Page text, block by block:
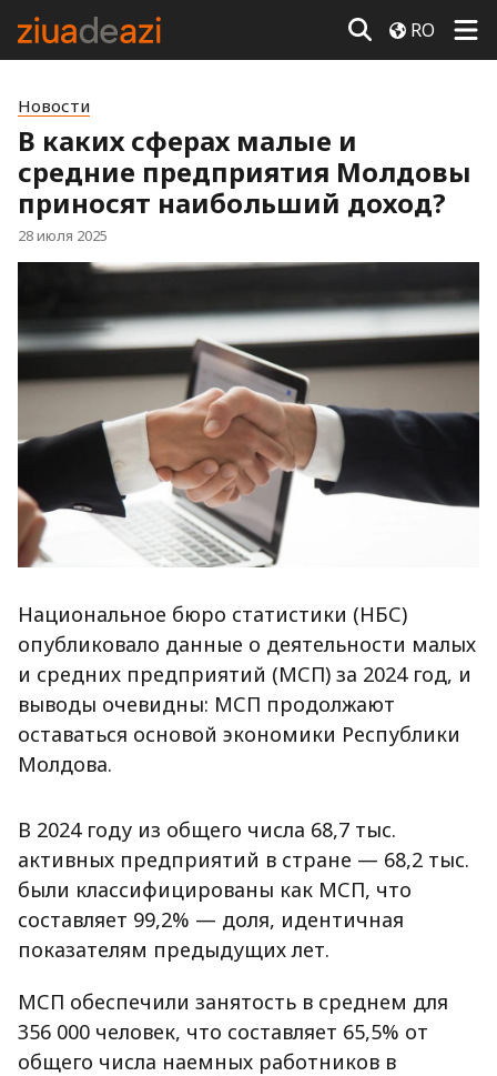
RO
Новости
В каких сферах малые и
средние предприятия Молдовы
приносят наибольший доход?
28 июля 2025
Национальное бюро статистики (НБС)
опубликовало данные о деятельности малых
и средних предприятий (МСП) за 2024 год, и
выводы очевидны: МСП продолжают
оставаться основой экономики Республики
Молдова.
В 2024 году из общего числа 68,7 тыс.
активных предприятий в стране — 68,2 тыс.
были классифицированы как МСП, что
составляет 99,2% — доля, идентичная
показателям предыдущих лет.
МСП обеспечили занятость в среднем для
356 000 человек, что составляет 65,5% от
общего числа наемных работников в